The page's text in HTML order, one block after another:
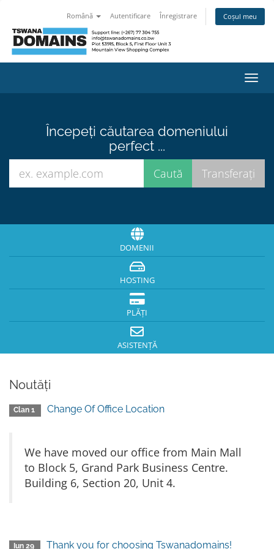
Română Autentificare Înregistrare Coșul meu
Începeți căutarea domeniului
perfect ...
DOMENII
HOSTING
PLĂȚI
ASISTENȚĂ
Noutăți
Clan 1 Change Of Office Location
We have moved our office from Main Mall
to Block 5, Grand Park Business Centre.
Building 6, Section 20, Unit 4.
Iun 29 Thank you for choosing Tswanadomains!